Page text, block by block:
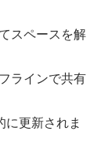
スペースを解
ラインで共有
更新されま